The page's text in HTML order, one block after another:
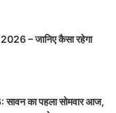
– जानिए कैसा रहेगा
का पहला सोमवार आज,